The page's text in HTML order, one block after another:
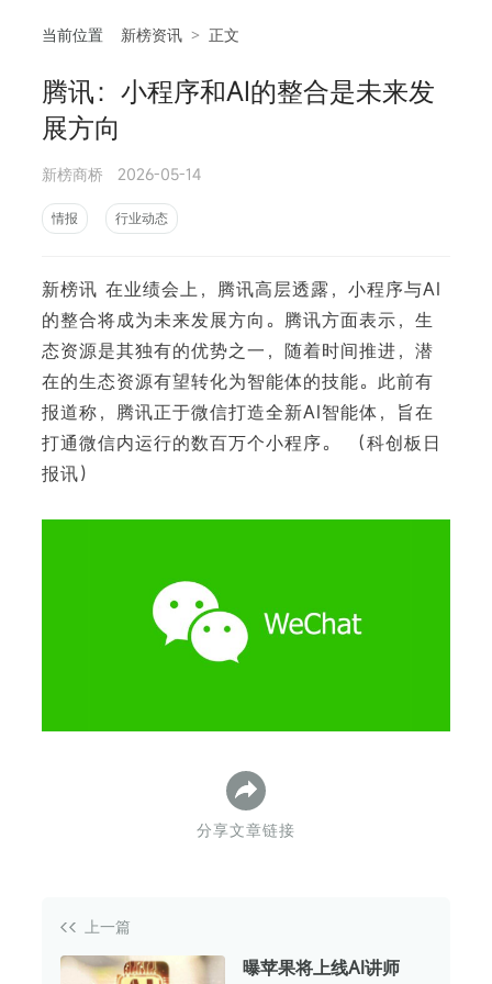
当前位置 新榜资讯 > 正文
腾讯：小程序和AI的整合是未来发
展方向
新榜商桥 2026-05-14
情报 行业动态
新榜讯 在业绩会上，腾讯高层透露，小程序与AI
的整合将成为未来发展方向。腾讯方面表示，生
态资源是其独有的优势之一，随着时间推进，潜
在的生态资源有望转化为智能体的技能。此前有
报道称，腾讯正于微信打造全新AI智能体，旨在
打通微信内运行的数百万个小程序。 （科创板日
报讯）
分享文章链接
上一篇
曝苹果将上线AI讲师